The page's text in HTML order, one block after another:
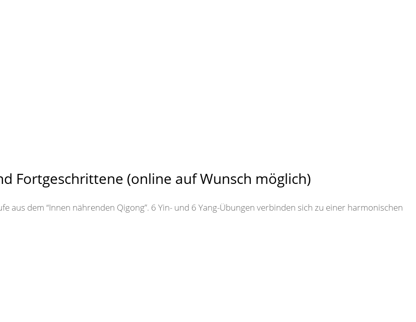
Fortgeschrittene (online auf Wunsch möglich)
dem “Innen nährenden Qigong”. 6 Yin- und 6 Yang-Übungen verbinden sich zu einer harmonischen